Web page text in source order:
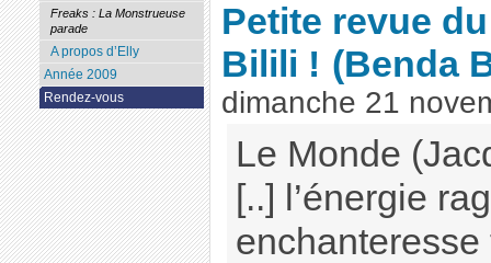
Petite revue
Bilili ! (Benda
dimanche 21
Le Monde
[..] l’énergie
Freaks : La Monstrueuse
parade
A propos d’Elly
Année 2009
Rendez-vous